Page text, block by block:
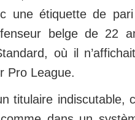
une étiquette de pari
belge de 22
où il
Pro League.
titulaire indiscutable,